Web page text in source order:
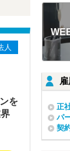
人
を
正
パ
契